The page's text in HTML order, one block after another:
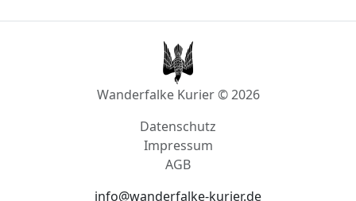
Datenschutz
Impressum